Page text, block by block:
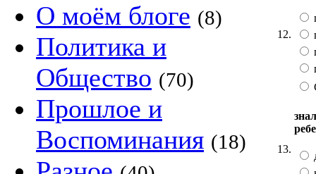
О моём блоге (8)
Политика и
Общество (70)
Прошлое и
Воспоминания (18)
12.
13.